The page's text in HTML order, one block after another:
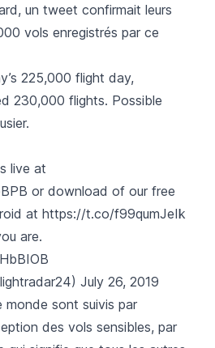
un tweet confirmait leurs
vols enregistrés par ce
225,000 flight day,
230,000 flights. Possible
live at
or download of our free
at https://t.co/f99qumJeIk
are.
July 26, 2019
monde sont suivis par
des vols sensibles, par